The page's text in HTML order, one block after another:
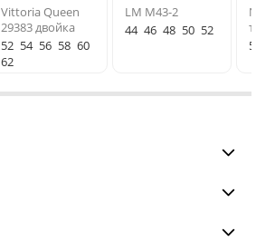
Vittoria Queen
29383 двойка
52 54 56 58 60
62
LM М43-2
44 46 48 50 52